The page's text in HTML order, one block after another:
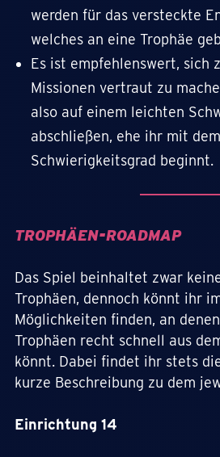
werden für das versteckte
welches an eine Trophäe
Es ist empfehlenswert, sich
Missionen vertraut zu
also auf einem leichten
abschließen, ehe ihr mit
Schwierigkeitsgrad beginnt.
TROPHÄEN-ROADMAP
Das Spiel beinhaltet zwar
Trophäen, dennoch könnt ihr
Möglichkeiten finden, an
Trophäen recht schnell aus
könnt. Dabei findet ihr stets
kurze Beschreibung zu dem
Einrichtung 14